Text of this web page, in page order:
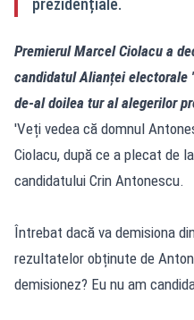
Premierul Marcel Ciolacu a
candidatul Alianței electorale
de-al doilea tur al alegerilor
'Veți vedea că domnul
Ciolacu, după ce a plecat de
candidatului Crin Antonescu.
Întrebat dacă va demisiona
rezultatelor obținute de
demisionez? Eu nu am